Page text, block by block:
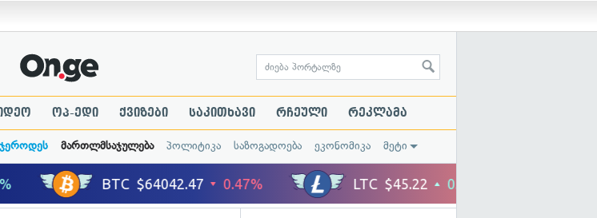
ოპ-ედი ქვიზები საკითხავი რჩეული რეკლამა
მართლმსაჯულება პოლიტიკა საზოგადოება ეკონომიკა მეტი